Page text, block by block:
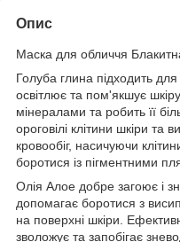
Опис
Маска для обличчя
Голуба глина підходить
освітлює та пом'якшує
мінералами та робить її
ороговілі клітини шкіри та
кровообіг, насичуючи
боротися із пігментними
Олія Алое добре загоює і
допомагає боротися з
на поверхні шкіри.
зволожує та запобігає